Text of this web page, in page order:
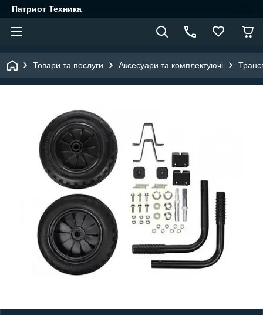
Патриот Техника
Товари та послуги Аксесуари та комплектуючі